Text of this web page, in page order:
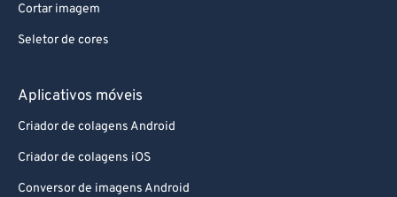
Cortar imagem
Seletor de cores
Aplicativos móveis
Criador de colagens Android
Criador de colagens iOS
Conversor de imagens Android